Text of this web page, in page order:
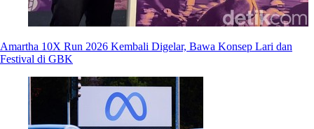
Amartha 10X Run 2026 Kembali Digelar, Bawa Konsep Lari dan
Festival di GBK